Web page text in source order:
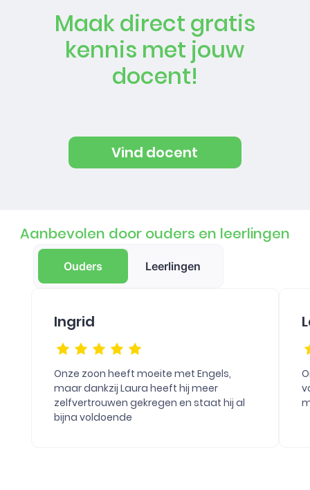
Maak direct gratis
kennis met jouw
docent!
Vind docent
Aanbevolen door ouders en leerlingen
Ouders Leerlingen
Ingrid
Onze zoon heeft moeite met Engels,
maar dankzij Laura heeft hij meer
zelfvertrouwen gekregen en staat hij al
bijna voldoende